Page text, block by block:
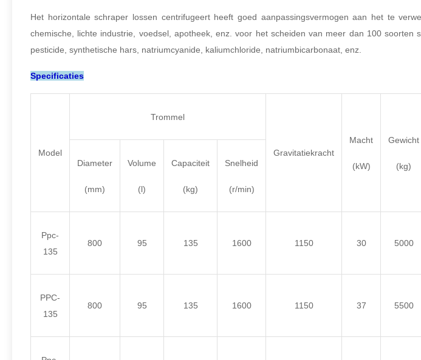
Het horizontale schraper lossen centrifugeert heeft goed aanpassingsvermogen aan het te
chemische, lichte industrie, voedsel, apotheek, enz. voor het scheiden van meer dan 100
pesticide, synthetische hars, natriumcyanide, kaliumchloride, natriumbicarbonaat, enz.
Specificaties
Model
Trommel
Gravitatiekracht
Macht
(kW)
Gewicht
(kg)
Diameter
(mm)
Volume
(l)
Capaciteit
(kg)
Snelheid
(r/min)
Ppc-
135
800 95 135 1600 1150 30 5000
PPC-
135
800 95 135 1600 1150 37 5500